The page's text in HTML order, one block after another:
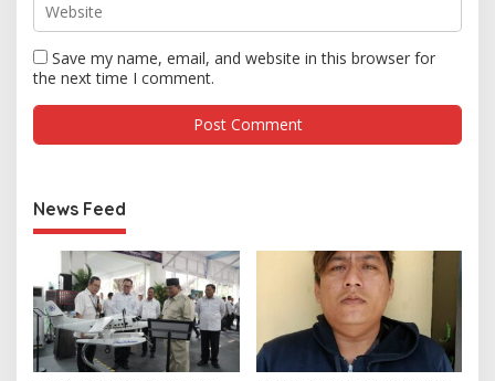
Save my name, email, and website in this browser for
the next time I comment.
News Feed